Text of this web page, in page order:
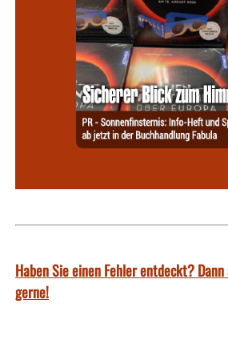
Haben Sie einen Fehler entdeckt?
gerne!